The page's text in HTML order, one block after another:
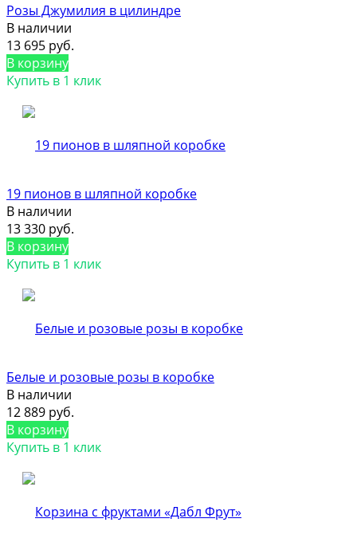
Розы Джумилия в цилиндре
В наличии
13 695 руб.
В корзину
Купить в 1 клик
19 пионов в шляпной коробке
В наличии
13 330 руб.
В корзину
Купить в 1 клик
Белые и розовые розы в коробке
В наличии
12 889 руб.
В корзину
Купить в 1 клик